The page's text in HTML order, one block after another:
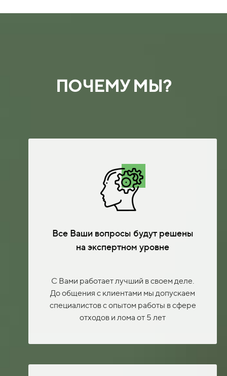
ПОЧЕМУ МЫ?
Все Ваши вопросы будут решены
на экспертном уровне
С Вами работает лучший в своем деле.
До общения с клиентами мы допускаем
специалистов с опытом работы в сфере
отходов и лома от 5 лет